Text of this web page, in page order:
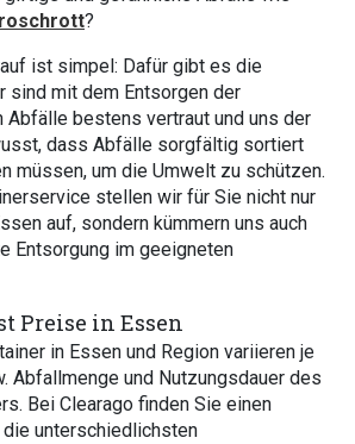
?
ist simpel: Dafür gibt es die
sind mit dem Entsorgen der
bestens vertraut und uns der
dass Abfälle sorgfältig sortiert
müssen, um die Umwelt zu schützen.
stellen wir für Sie nicht nur
auf, sondern kümmern uns auch
Entsorgung im geeigneten
Preise in Essen
in Essen und Region variieren je
Abfallmenge und Nutzungsdauer des
Bei Clearago finden Sie einen
unterschiedlichsten